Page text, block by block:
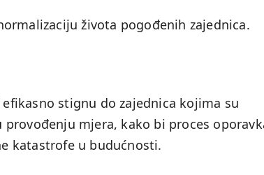
života pogođenih zajednica.
stignu do zajednica kojima su
mjera, kako bi proces
katastrofe u budućnosti.